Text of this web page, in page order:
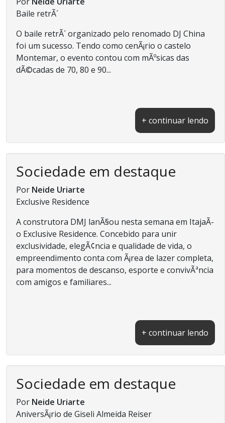
Baile retrÃ´
O baile retrÃ´ organizado pelo renomado DJ China
foi um sucesso. Tendo como cenÃ¡rio o castelo
Montemar, o evento contou com mÃºsicas das
dÃ©cadas de 70, 80 e 90...
+ continuar lendo
Sociedade em destaque
Por Neide Uriarte
Exclusive Residence
A construtora DMJ lanÃ§ou nesta semana em ItajaÃ­
o Exclusive Residence. Concebido para unir
exclusividade, elegÃ¢ncia e qualidade de vida, o
empreendimento conta com Ã¡rea de lazer completa,
para momentos de descanso, esporte e convivÃªncia
com amigos e familiares...
+ continuar lendo
Sociedade em destaque
Por Neide Uriarte
AniversÃ¡rio de Giseli Almeida Reiser